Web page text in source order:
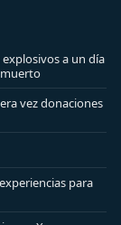
a un día
muerto
vez donaciones
para